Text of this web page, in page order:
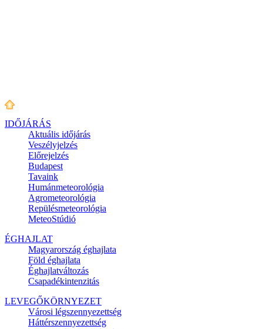
IDŐJÁRÁS
Aktuális időjárás
Veszélyjelzés
Előrejelzés
Budapest
Tavaink
Humánmeteorológia
Agrometeorológia
Repülésmeteorológia
MeteoStúdió
ÉGHAJLAT
Magyarország éghajlata
Föld éghajlata
Éghajlatváltozás
Csapadékintenzitás
LEVEGŐKÖRNYEZET
Városi légszennyezettség
Háttérszennyezettség